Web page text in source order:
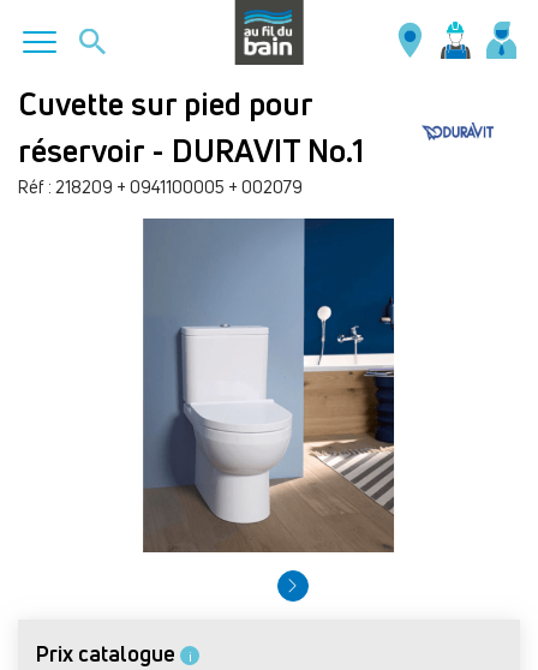
Aller
contenu
principal
Cuvette sur pied pour
réservoir - DURAVIT No.1
Réf : 218209 + 0941100005 + 002079
Prix catalogue i